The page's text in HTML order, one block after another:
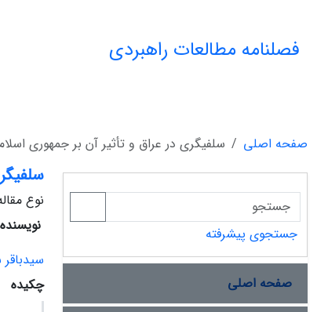
فصلنامه مطالعات راهبردی
صفحه اصلی سلفی‏گری در عراق و تأثیر آن بر جمهوری
نوع
نویسنده
سیدباقر
چکیده
جستجوی پیشرفته
صفحه اصلی